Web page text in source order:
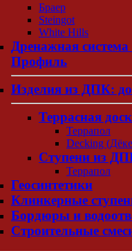
Браер
Steingot
White Hills
Дренажная
Профиль
Изделия из ДПК:
Террасная
Террапол
Decking
Ступени из
Террапол
Геосинтетики
Клинкерные
Бордюры и
Строительные